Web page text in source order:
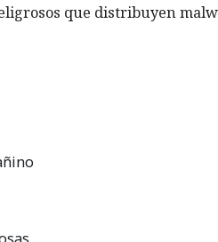
que distribuyen